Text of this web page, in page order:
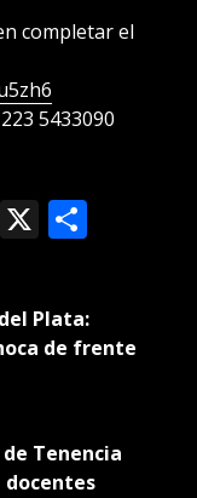
completar el
5433090
Email
X
Plata:
de frente
Tenencia
docentes